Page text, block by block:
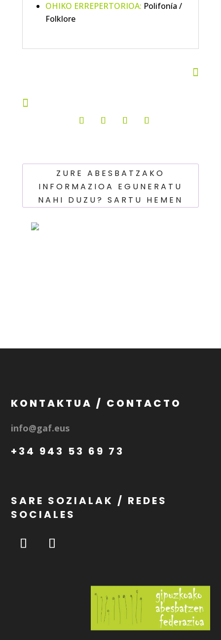
OHIKO ERREPERTORIOA: Polifonía /
Folklore


ZURE ABESBATZAKO
INFORMAZIOA EGUNERATU
NAHI DUZU? SARTU HEMEN
KONTAKTUA / CONTACTO
info@gaf.eus
+34 943 53 69 73
SARE SOZIALAK / REDES
SOCIALES